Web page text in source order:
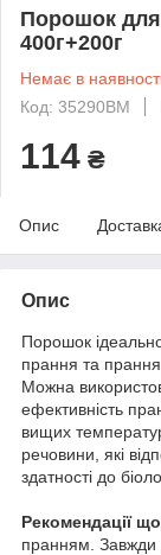
Порошок
400г+200г
Немає в
Код: 35290BM
114 ₴
Опис
Опис
Порошок
прання та прання
Можна
ефективність
вищих
речовини, які
здатності до
Рекомендації
пранням. Завжди